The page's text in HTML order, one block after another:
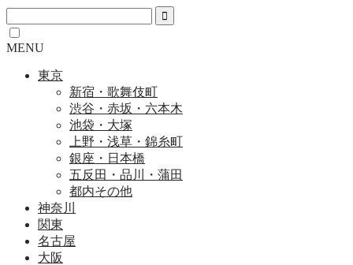
MENU
東京
新宿・歌舞伎町
渋谷・赤坂・六本木
池袋・大塚
上野・浅草・錦糸町
銀座・日本橋
五反田・品川・蒲田
都内その他
神奈川
関東
名古屋
大阪